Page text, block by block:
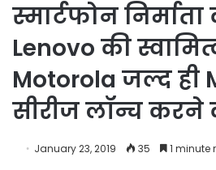
स्मार्टफोन
Lenovo की
Motorola जल्द ही
सीरीज लॉन्च करने
January 23, 2019 35 1 minute